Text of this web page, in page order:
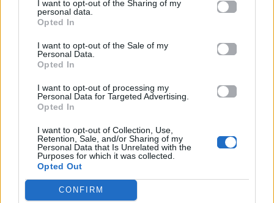
I want to opt-out of the Sharing of my
personal data.
Opted In
I want to opt-out of the Sale of my
Personal Data.
Opted In
I want to opt-out of processing my
Personal Data for Targeted Advertising.
Opted In
I want to opt-out of Collection, Use,
Retention, Sale, and/or Sharing of my
Personal Data that Is Unrelated with the
Purposes for which it was collected.
Opted Out
CONFIRM
Καλοκαίρι στην Αττική
με επιφυλάξεις – Ποιες
παραλίες έχουν
χαρακτηριστεί
ακατάλληλες
04.07.2026
Το πιο επικίνδυνο
σκαρφάλωσε στο
02.07.2026